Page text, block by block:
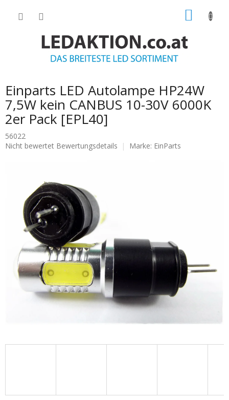
Einparts LED Autolampe HP24W
7,5W kein CANBUS 10-30V 6000K
2er Pack [EPL40]
56022
Die
Sternen.
Nicht bewertet Bewertungsdetails Marke: EinParts